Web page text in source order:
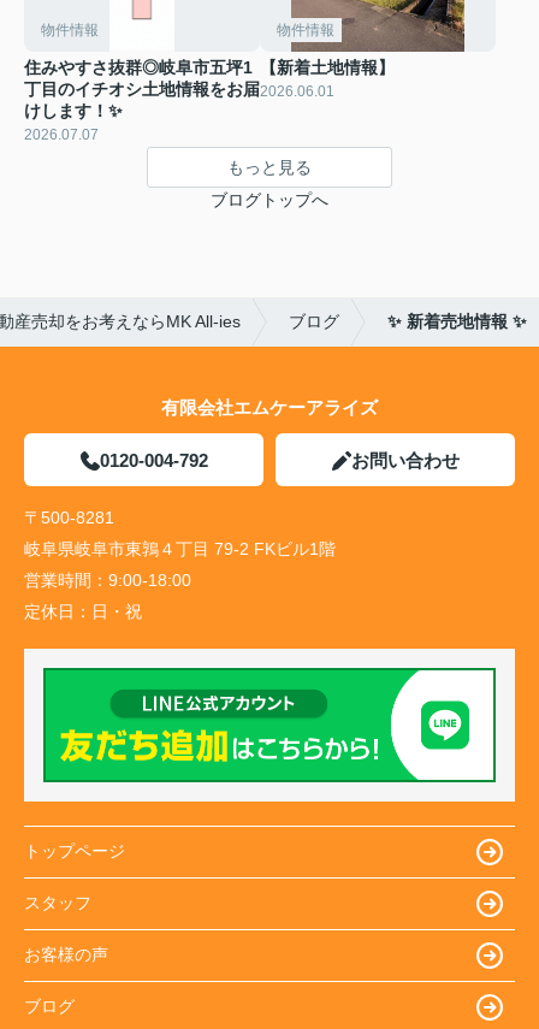
物件情報
住みやすさ抜群◎岐阜市五坪1
丁目のイチオシ土地情報をお届
けします！✨
2026.07.07
物件情報
【新着土地情報】
2026.06.01
もっと見る
ブログトップへ
産売却をお考えならMK All-ies ブログ ✨ 新着売地情報 ✨
有限会社エムケーアライズ
0120-004-792 お問い合わせ
〒500-8281
岐阜県岐阜市東鶉４丁目 79-2 FKビル1階
営業時間： 9:00-18:00
定休日： 日・祝
トップページ
スタッフ
お客様の声
ブログ